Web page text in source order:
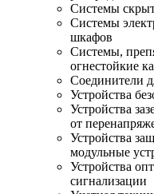
Системы
Системы
шкафов
Системы,
огнестойкие
Соединители
Устройства
Устройства
от
Устройства
модульные
Устройства
сигнализации